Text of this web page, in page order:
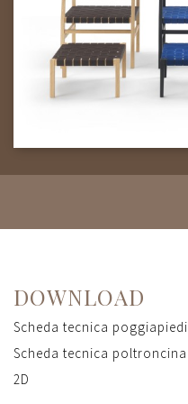
DOWNLOAD
Scheda tecnica poggiapiedi
Scheda tecnica poltroncina
2D